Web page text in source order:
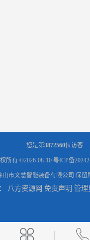
您是第3872560位访客
所有 ©2026-08-10 粤ICP备
山市文慧智能装备有限公司 保留
八方资源网 免责声明 管理